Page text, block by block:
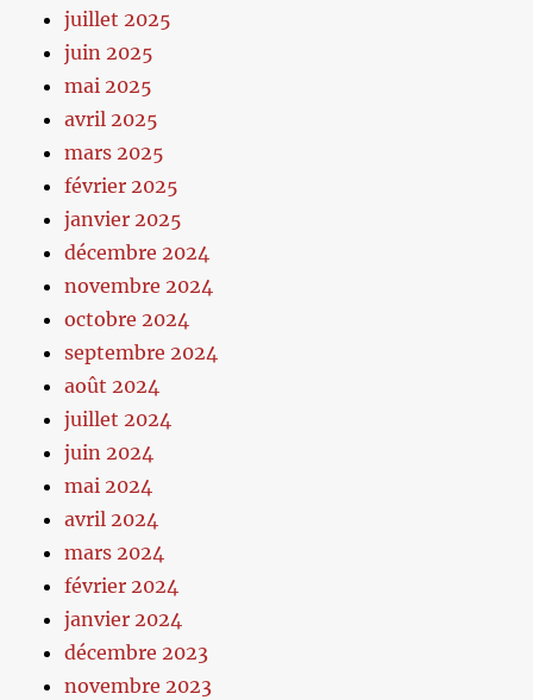
juillet 2025
juin 2025
mai 2025
avril 2025
mars 2025
février 2025
janvier 2025
décembre 2024
novembre 2024
octobre 2024
septembre 2024
août 2024
juillet 2024
juin 2024
mai 2024
avril 2024
mars 2024
février 2024
janvier 2024
décembre 2023
novembre 2023